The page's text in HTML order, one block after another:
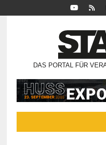
DAS PORTAL FÜR